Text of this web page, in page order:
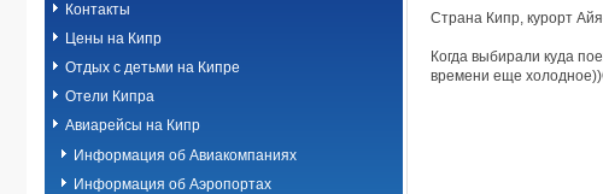
Контакты
Цены на Кипр
Отдых с детьми на Кипре
Отели Кипра
Авиарейсы на Кипр
Информация об Авиакомпаниях
Информация об Аэропортах
Страна Кипр, курорт
Когда выбирали куда
времени еще